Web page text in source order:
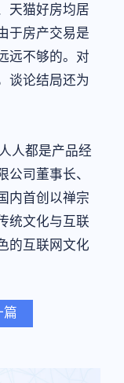
天猫好房均居
于房产交易是
远不够的。对
谈论结局还为
人都是产品经
司董事长、
内首创以禅宗
统文化与互联
的互联网文化
篇